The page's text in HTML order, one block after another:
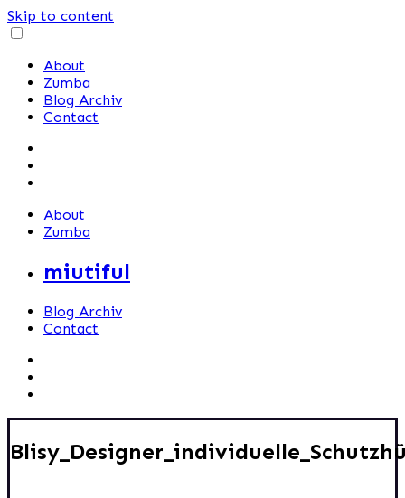
Skip to content
About
Zumba
Blog Archiv
Contact
About
Zumba
miutiful
Blog Archiv
Contact